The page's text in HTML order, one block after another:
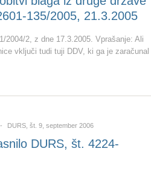
135/2005, 21.3.2005
2004/2, z dne 17.3.2005. Vprašanje: Ali
vključi tudi tuji DDV, ki ga je zaračunal
DURS, št. 9, september 2006
DURS, št. 4224-